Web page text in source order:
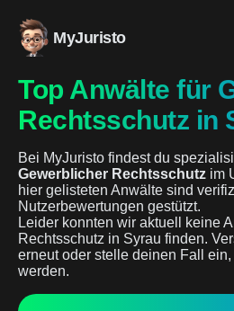
MyJuristo
Top Anwälte für
Rechtsschutz in
Bei MyJuristo findest du
Gewerblicher Rechtsschutz im
hier gelisteten Anwälte sind
Nutzerbewertungen gestützt.
Leider konnten wir aktuell keine
Rechtsschutz in Syrau finden.
erneut oder stelle deinen Fall
werden.